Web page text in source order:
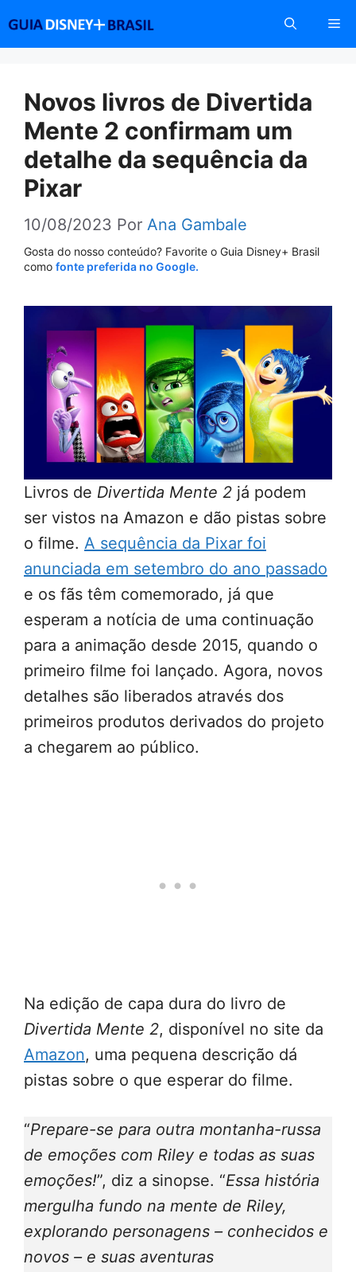
conteúdo
Novos livros de Divertida
Mente 2 confirmam um
detalhe da sequência da
Pixar
10/08/2023 Por Ana Gambale
Gosta do nosso conteúdo? Favorite o Guia Disney+ Brasil
como fonte preferida no Google.
Livros de Divertida Mente 2 já podem
ser vistos na Amazon e dão pistas sobre
o filme. A sequência da Pixar foi
anunciada em setembro do ano passado
e os fãs têm comemorado, já que
esperam a notícia de uma continuação
para a animação desde 2015, quando o
primeiro filme foi lançado. Agora, novos
detalhes são liberados através dos
primeiros produtos derivados do projeto
a chegarem ao público.
Na edição de capa dura do livro de
Divertida Mente 2, disponível no site da
Amazon, uma pequena descrição dá
pistas sobre o que esperar do filme.
“Prepare-se para outra montanha-russa
de emoções com Riley e todas as suas
emoções!”, diz a sinopse. “Essa história
mergulha fundo na mente de Riley,
explorando personagens – conhecidos e
novos – e suas aventuras